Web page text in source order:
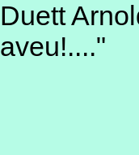
Duett
aveu!...."